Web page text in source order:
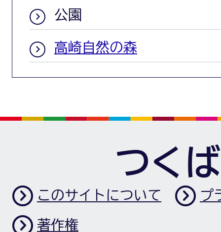
公園
高崎自然の森
つく
このサイトについて プ
著作権